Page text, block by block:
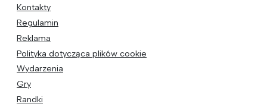
Kontakty
Regulamin
Reklama
Polityka dotycząca plików cookie
Wydarzenia
Gry
Randki